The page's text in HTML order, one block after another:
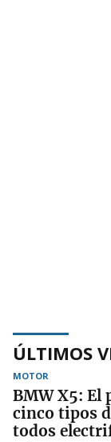
ÚLTIMOS
MOTOR
BMW X5: El
cinco tipos
todos